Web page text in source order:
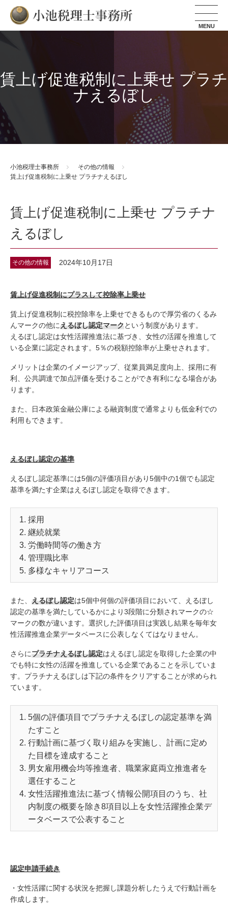
小池税理士事務所
賃上げ促進税制に上乗せ プラチ
ナえるぼし
小池税理士事務所
その他の情報
賃上げ促進税制に上乗せ プラチナえるぼし
賃上げ促進税制に上乗せ プラチナ
えるぼし
その他の情報 2024年10月17日
賃上げ促進税制にプラスして控除率上乗せ
賃上げ促進税制に税控除率を上乗せできるもので厚労省のくるみ
んマークの他にえるぼし認定マークという制度があります。
えるぼし認定は女性活躍推進法に基づき、女性の活躍を推進して
いる企業に認定されます。5％の税額控除率が上乗せされます。
メリットは企業のイメージアップ、従業員満足度向上、採用に有
利、公共調達で加点評価を受けることができ有利になる場合があ
ります。
また、日本政策金融公庫による融資制度で通常よりも低金利での
利用もできます。
えるぼし認定の基準
えるぼし認定基準には5個の評価項目があり5個中の1個でも認定
基準を満たす企業はえるぼし認定を取得できます。
採用
継続就業
労働時間等の働き方
管理職比率
多様なキャリアコース
また、 えるぼし認定は5個中何個の評価項目において、えるぼし
認定の基準を満たしているかにより3段階に分類されマークの☆
マークの数が違います。選択した評価項目は実践し結果を毎年女
性活躍推進企業データベースに公表しなくてはなりません。
さらにプラチナえるぼし認定はえるぼし認定を取得した企業の中
でも特に女性の活躍を推進している企業であることを示していま
す。プラチナえるぼしは下記の条件をクリアすることが求められ
ています。
5個の評価項目でプラチナえるぼしの認定基準を満
たすこと
行動計画に基づく取り組みを実施し、計画に定め
た目標を達成すること
男女雇用機会均等推進者、職業家庭両立推進者を
選任すること
女性活躍推進法に基づく情報公開項目のうち、社
内制度の概要を除き8項目以上を女性活躍推企業デ
ータベースで公表すること
認定申請手続き
・女性活躍に関する状況を把握し課題分析したうえで行動計画を
作成します。